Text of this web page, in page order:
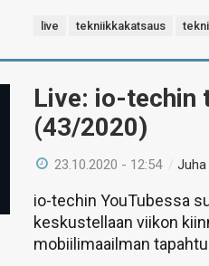
live tekniikkakatsaus
Live: io-techin
(43/2020)
23.10.2020 - 12:54 /
io-techin YouTubessa
keskustellaan viikon
mobiilimaailman